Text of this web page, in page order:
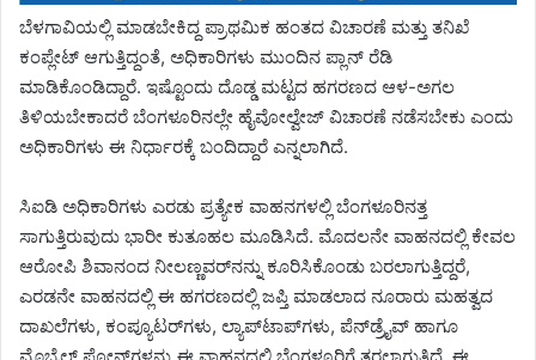
ಬೆಳಗಾವಿಯಲ್ಲಿ ಮಾಡಬೇಕಿದ್ದ ಪ್ರಾಥಮಿಕ ಹಂತದ ವಿಚಾರಣೆ ಮತ್ತು ತನಿಖೆ
ಕಂಪ್ಲೇಟ್ ಆಗುತ್ತಿದ್ದಂತೆ, ಅಧಿಕಾರಿಗಳು ಮುಂದಿನ ಪ್ಲಾನ್ ರೆಡಿ
ಮಾಡಿಕೊಂಡಿದ್ದಾರೆ. ಇಷ್ಟೊಂದು ದೊಡ್ಡ ಮಟ್ಟದ ಹಗರಣದ ಆಳ-ಅಗಲ
ತಿಳಿಯಬೇಕಾದರೆ ಬೆಂಗಳೂರಿನಲ್ಲೇ ಹೈವೋಲ್ವೇಜ್ ವಿಚಾರಣೆ ನಡೆಸಬೇಕು ಎಂದು
ಅಧಿಕಾರಿಗಳು ಈ ನಿರ್ಧಾರಕ್ಕೆ ಬಂದಿದ್ದಾರೆ ಎನ್ನಲಾಗಿದೆ.
ಸಿಐಡಿ ಅಧಿಕಾರಿಗಳು ಎರಡು ಪ್ರತ್ಯೇಕ ವಾಹನಗಳಲ್ಲಿ ಬೆಂಗಳೂರಿನತ್ತ
ಸಾಗುತ್ತಿರುವುದು ಭಾರೀ ಕುತೂಹಲ ಮೂಡಿಸಿದೆ. ಮೊದಲನೇ ವಾಹನದಲ್ಲಿ ಕೇವಲ
ಆರೋಪಿ ಶಿವಾನಂದ ನೀಲಣ್ಣವರ್‌ನನ್ನು ಕೂರಿಸಿಕೊಂಡು ಬರಲಾಗುತ್ತಿದ್ದರೆ,
ಎರಡನೇ ವಾಹನದಲ್ಲಿ ಈ ಹಗರಣದಲ್ಲಿ ಜಪ್ತಿ ಮಾಡಲಾದ ನೂರಾರು ಮಹತ್ವದ
ದಾಖಲೆಗಳು, ಕಂಪ್ಯೂಟರ್‌ಗಳು, ಲ್ಯಾಪ್‌ಟಾಪ್‌ಗಳು, ಪೆನ್‌ಡ್ರೈವ್ ಹಾಗೂ